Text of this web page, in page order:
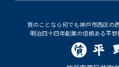
質のことなら何でも神戸市西区の
明治四十四年創業の信頼ある平野